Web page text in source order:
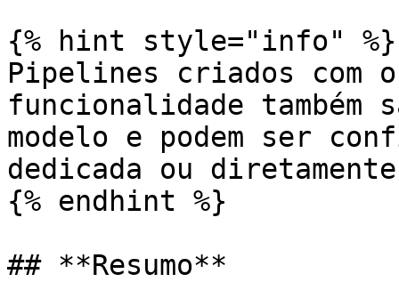
{% hint style="info" %}
Pipelines criados com
funcionalidade também
modelo e podem ser
dedicada ou
{% endhint %}
## **Resumo**